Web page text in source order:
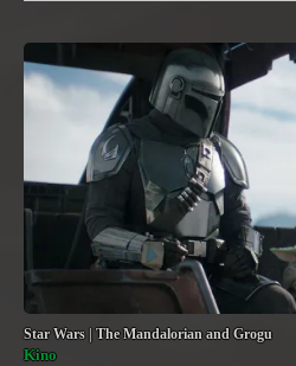
Star Wars | The Mandalorian and Grogu
Kino